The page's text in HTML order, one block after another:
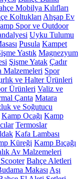
Mobilya Kılıfları
Koltukları Ahşap Ev
Spor ve Outdoor
Uyku Tulumu
Pusula Kampet
Yastık Magnezyum
Şişme Yatak Çadır
Malzemeleri Spor
ve Halter Ürünleri
Ürünleri Valiz ve
Çanta Matara
ve Soğutucu
Kamp Ocağı Kamp
Termoslar
Kafa Lambası
Küreği Kamp Bıçağı
Av Malzemeleri
Bahçe Aletleri
Makası Aşı